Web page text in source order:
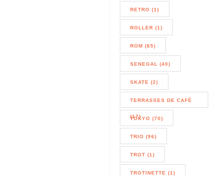
RETRO (1)
ROLLER (1)
ROM (85)
SENEGAL (40)
SKATE (2)
TERRASSES DE CAFÉ
(17)
TOKYO (70)
TRIO (96)
TROT (1)
TROTINETTE (1)